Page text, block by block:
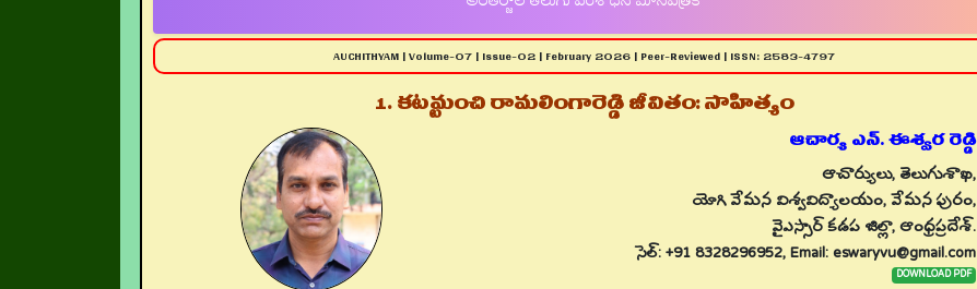
AUCHITHYAM | Volume-07 | Issue-02 | February 2026 | Peer-Reviewed | ISSN: 2583-4797
1. కట్టమంచి రామలింగారెడ్డి జీవితం: సాహిత్యం
ఆచార్య ఎన్. ఈశ్వర రెడ్డి
ఆచార్యులు, తెలుగుశాఖ,
యోగి వేమన విశ్వవిద్యాలయం, వేమన పురం,
వైఎస్సార్ కడప జిల్లా, ఆంధ్రప్రదేశ్.
సెల్: +91 8328296952, Email: eswaryvu@gmail.com
DOWNLOAD PDF